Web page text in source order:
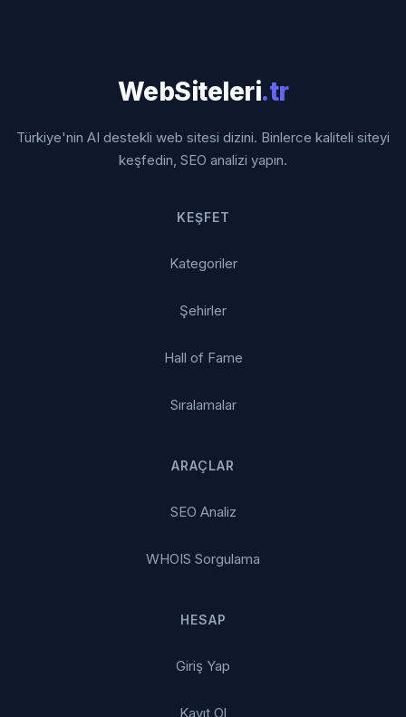
WebSiteleri.tr
Türkiye'nin AI destekli web sitesi dizini. Binlerce kaliteli siteyi
keşfedin, SEO analizi yapın.
KEŞFET
Kategoriler
Şehirler
Hall of Fame
Sıralamalar
ARAÇLAR
SEO Analiz
WHOIS Sorgulama
HESAP
Giriş Yap
Kayıt Ol